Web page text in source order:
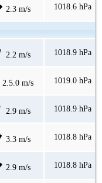
2.3 m/s 1018.6 hPa
2.2 m/s 1018.9 hPa
2.5.0 m/s 1019.0 hPa
2.9 m/s 1018.9 hPa
3.3 m/s 1018.8 hPa
2.9 m/s 1018.8 hPa